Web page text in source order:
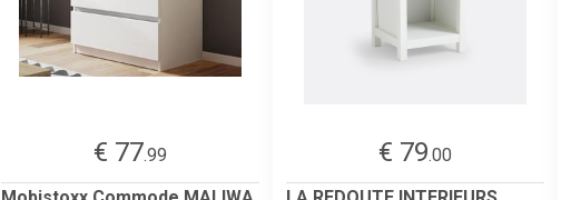
€ 77.99
€ 79.00